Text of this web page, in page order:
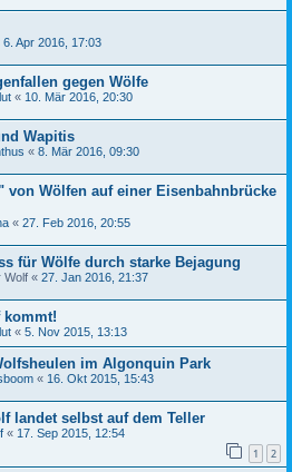
6. Apr 2016, 17:03
gegen Wölfe
« 10. Mär 2016, 20:30
Wapitis
« 8. Mär 2016, 09:30
von Wölfen auf einer Eisenbahnbrücke
« 27. Feb 2016, 20:55
für Wölfe durch starke Bejagung
Wolf « 27. Jan 2016, 21:37
kommt!
« 5. Nov 2015, 13:13
im Algonquin Park
« 16. Okt 2015, 15:43
landet selbst auf dem Teller
« 17. Sep 2015, 12:54
1 2